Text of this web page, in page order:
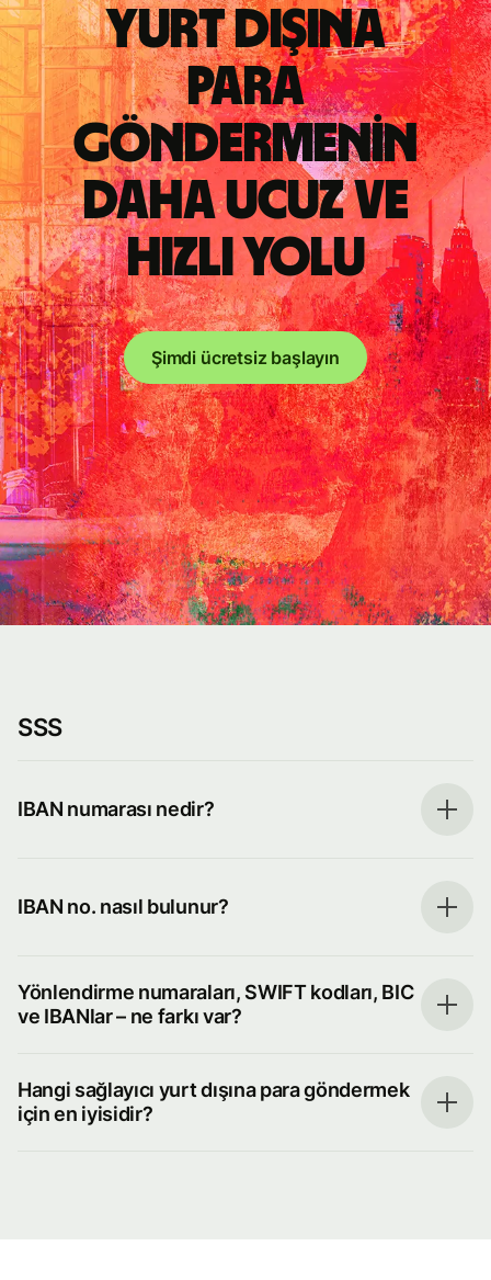
Yurt dışına
para
göndermenin
daha ucuz ve
hızlı yolu
Şimdi ücretsiz başlayın
SSS
IBAN numarası nedir?
IBAN no. nasıl bulunur?
Yönlendirme numaraları, SWIFT kodları, BIC
ve IBANlar – ne farkı var?
Hangi sağlayıcı yurt dışına para göndermek
için en iyisidir?